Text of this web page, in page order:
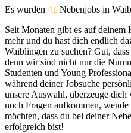
Es wurden 41 Nebenjobs in
Seit Monaten gibt es auf
mehr und du hast dich endlich
Waiblingen zu suchen? Gut,
denn wir sind nicht nur die
Studenten und Young
während deiner Jobsuche
unsere Auswahl, überzeuge
noch Fragen aufkommen,
möchten, dass du bei deiner
erfolgreich bist!